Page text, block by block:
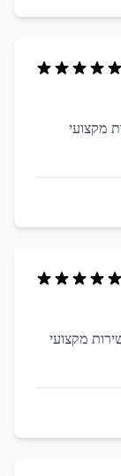
מקצועי
מקצועי